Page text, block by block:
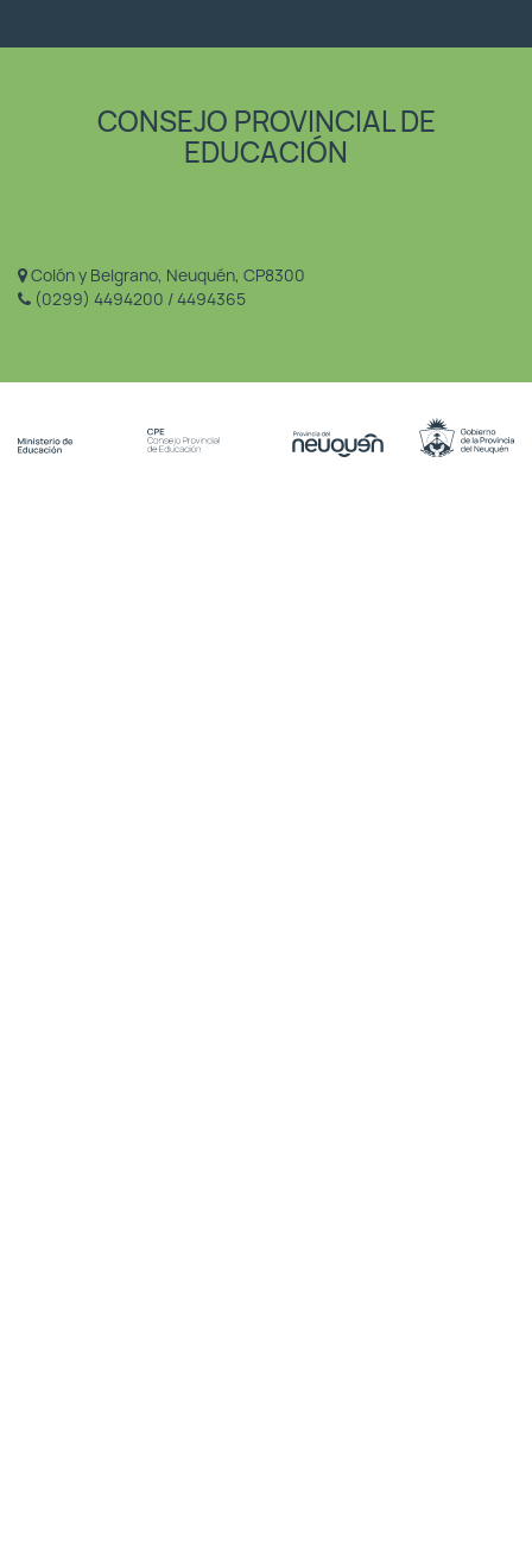
CONSEJO PROVINCIAL DE
EDUCACIÓN
Colón y Belgrano, Neuquén, CP8300
(0299) 4494200 / 4494365